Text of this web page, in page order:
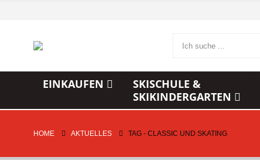
EINKAUFEN
SKISCHULE &
SKIKINDERGARTEN
HOME AKTUELLES TAG - CLASSIC UND SKATING